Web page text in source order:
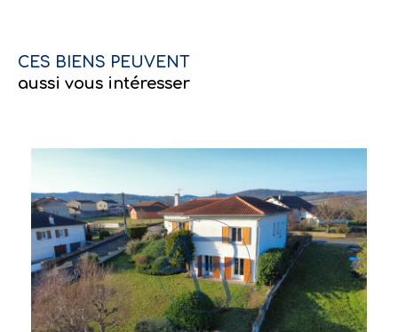
CES BIENS PEUVENT
aussi vous intéresser